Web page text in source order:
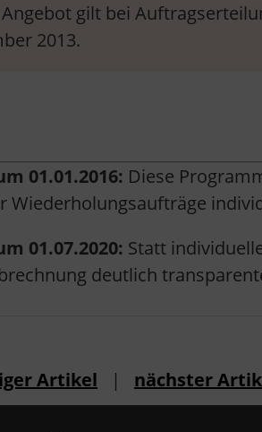
gilt bei
2013.
01.01.2016: Diese
Wiederholungsaufträge
01.07.2020: Statt
deutlich
Artikel | nächster